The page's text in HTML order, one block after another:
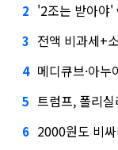
2 '2조는 받아야
3 전액 비과세+
4 메디큐브·아
5 트럼프, 폴리실
6 2000원도 비싸